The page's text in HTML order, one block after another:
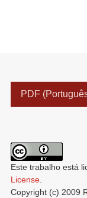
PDF
Este trabalho está
License.
Copyright (c) 2009